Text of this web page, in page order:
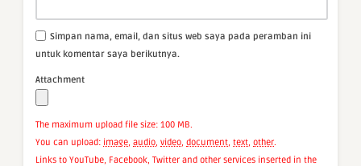
Simpan nama, email, dan situs web saya pada peramban ini
untuk komentar saya berikutnya.
Attachment
The maximum upload file size: 100 MB.
You can upload: image, audio, video, document, text, other.
Links to YouTube, Facebook, Twitter and other services inserted in the